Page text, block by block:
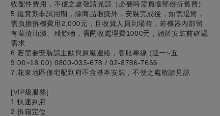
收配件費用，不便之處敬請見諒（必要時需負擔部份折舊費）
5.鑑賞期非試用期，除商品瑕疵外，安裝完成後，如需退貨，
需負擔拆機費用2,000元，且收貨人員到場時，若機器內部留
有菜渣油漬、殘餘物，需酌收處理費1000元，請於安裝前確認
需求
6.若需要安裝請主動與原廠連絡，客服專線 (週一~五
9:00~18:00) 0800-033-678 / 02-8786-7666
7.花東地區僅宅配到府不含基本安裝，不便之處敬請見諒
[VIP級服務]
1.快速到府
2.拆箱定位